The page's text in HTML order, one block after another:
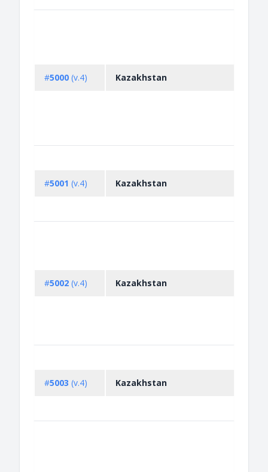
#5000 (v.4) Kazakhstan
#5001 (v.4) Kazakhstan
#5002 (v.4) Kazakhstan
#5003 (v.4) Kazakhstan